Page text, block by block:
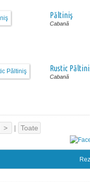
Păltiniş
Cabană
Rustic
Cabană
> | Toate